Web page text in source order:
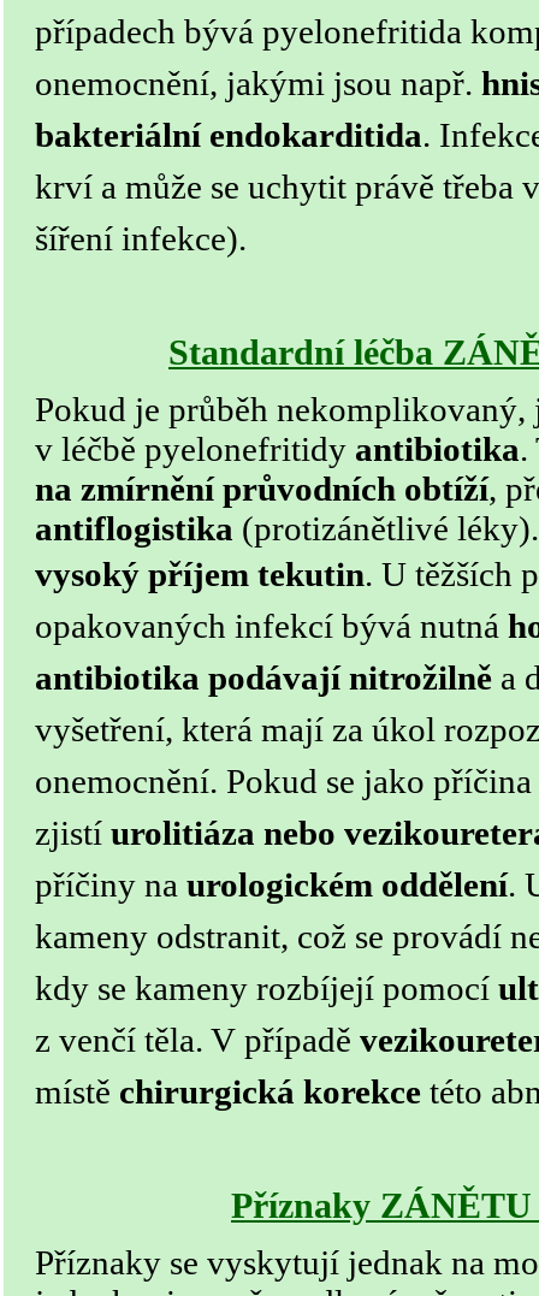
případech bývá pyelonefritida
onemocnění, jakými jsou např.
bakteriální endokarditida.
krví a může se uchytit právě třeba
šíření infekce).
Standardní léčba
Pokud je průběh nekomplikovaný,
v léčbě pyelonefritidy antibiotika.
na zmírnění průvodních obtíží,
antiflogistika (protizánětlivé
vysoký příjem tekutin. U těžších
opakovaných infekcí bývá nutná
antibiotika podávají nitrožilně a
vyšetření, která mají za úkol
onemocnění. Pokud se jako
zjistí urolitiáza nebo
příčiny na urologickém oddělení.
kameny odstranit, což se provádí
kdy se kameny rozbíjejí pomocí
z venčí těla. V případě
místě chirurgická korekce této
Příznaky
Příznaky se vyskytují jednak na